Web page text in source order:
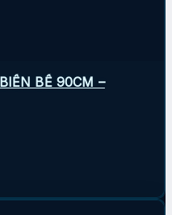
BỂ 90CM –